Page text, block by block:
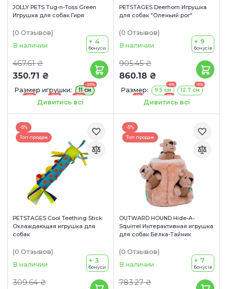
JOLLY PETS Tug-n-Toss Green
Игрушка для собак Гиря
(0 Отзывов)
В наличии
467.61 ₴
350.71 ₴
+ 4
бонуси
Размер игрушки:
-25%
11 см
-25% -25%
20 см
-25%
25 см
Дивитись всі
PETSTAGES Deerhorn Игрушка
для собак "Оленьий рог"
(0 Отзывов)
В наличии
905.45 ₴
860.18 ₴
+ 9
бонусів
Размер:
-5%
9.5 см
-5%
12.7 см
-5% -5%
20.3 см
Дивитись всі
-5%
Топ продаж
PETSTAGES Cool Teething Stick
Охлаждающая игрушка для
собак
(0 Отзывов)
В наличии
309.64 ₴
+ 3
бонуси
-5%
Топ продаж
OUTWARD HOUND Hide-A-
Squirrel Интерактивная игрушка
для собак Белка-Тайник
(0 Отзывов)
В наличии
783.27 ₴
+ 7
бонусів